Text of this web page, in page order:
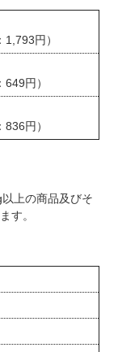
1,793円）
649円）
836円）
上の商品及びそ
す。